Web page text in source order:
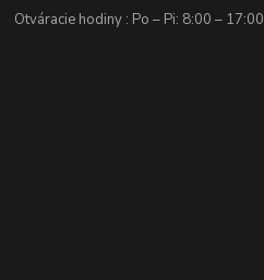
Otváracie hodiny : Po – Pi: 8:00 – 17:00